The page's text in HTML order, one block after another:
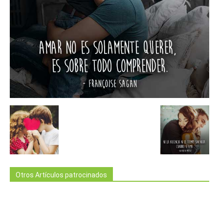
Otros Artículos patrocinados